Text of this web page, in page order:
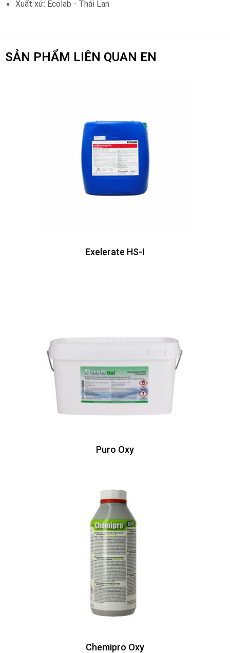
Xuất xứ: Ecolab - Thái Lan
SẢN PHẨM LIÊN QUAN EN
Exelerate HS-I
Puro Oxy
Chemipro Oxy